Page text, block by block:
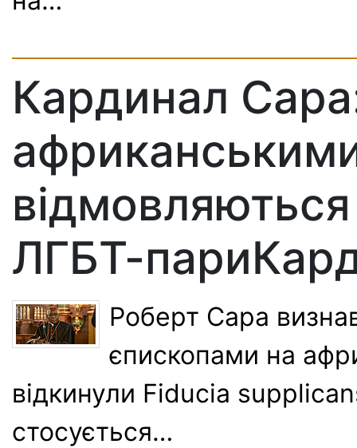
Кардинал
ЛГБТ-
Роберт Сара
єпископами на
відкинули Fiducia
стосується…